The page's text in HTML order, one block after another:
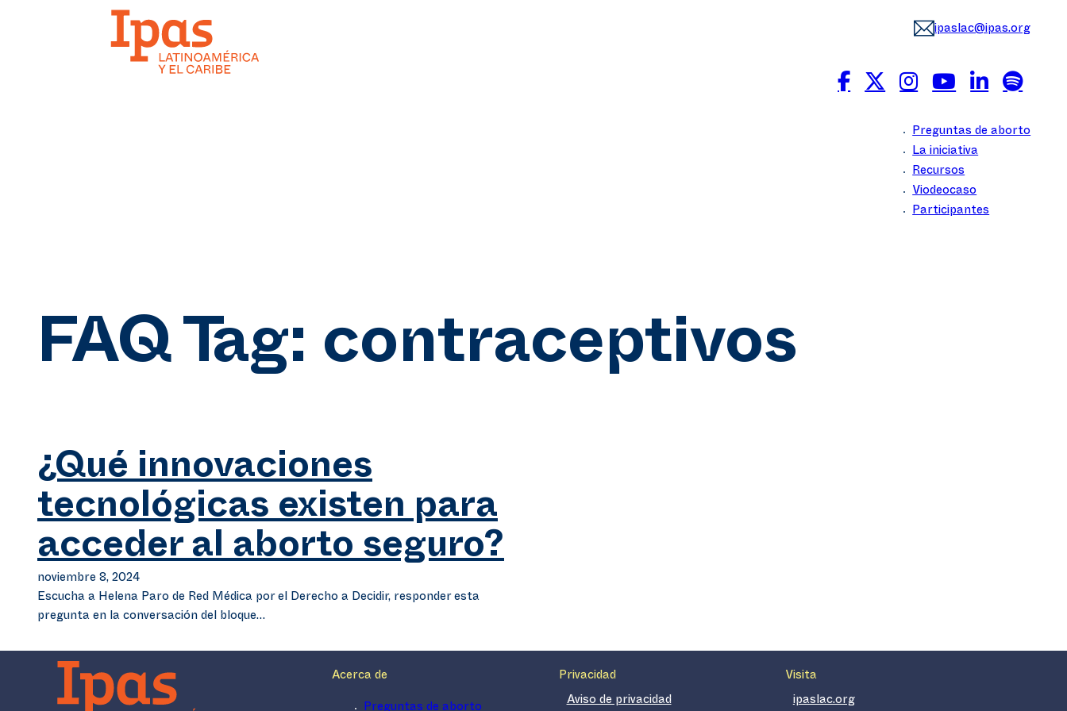
ipaslac@ipas.org
Preguntas de aborto
La iniciativa
Recursos
Viodeocaso
Participantes
FAQ Tag: contraceptivos
¿Qué innovaciones
tecnológicas existen para
acceder al aborto seguro?
noviembre 8, 2024
Escucha a Helena Paro de Red Médica por el Derecho a Decidir, responder esta
pregunta en la conversación del bloque…
Acerca de
Preguntas de aborto
Privacidad
Aviso de privacidad
Visita
ipaslac.org